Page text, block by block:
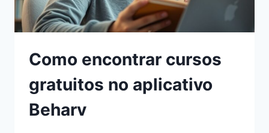
Como encontrar cursos
gratuitos no aplicativo
Beharv